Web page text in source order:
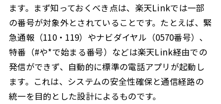
ます。まず知っておくべき点は、楽天Linkでは一部
の番号が対象外とされていることです。たとえば、緊
急通報（110・119）やナビダイヤル（0570番号）、
特番（#や*で始まる番号）などは楽天Link経由での
発信ができず、自動的に標準の電話アプリが起動し
ます。これは、システムの安全性確保と通信経路の
統一を目的とした設計によるものです。